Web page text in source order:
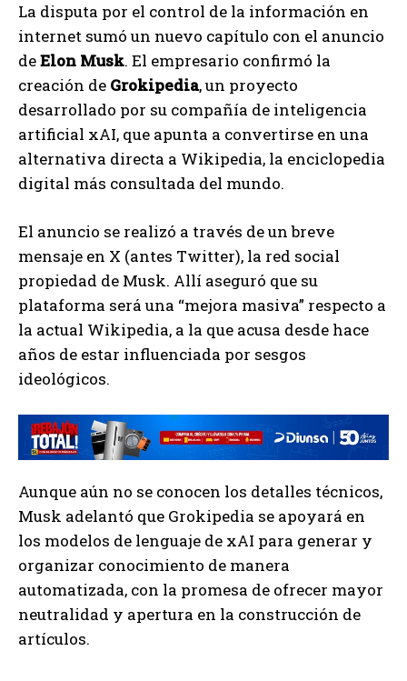
La disputa por el control de la información en
internet sumó un nuevo capítulo con el anuncio
deElon Musk. El empresario confirmó la
creación de Grokipedia, un proyecto
desarrollado por su compañía de inteligencia
artificial xAI, que apunta a convertirse en una
alternativa directa a Wikipedia, la enciclopedia
digital más consultada del mundo.
El anuncio se realizó a través de un breve
mensaje en X (antes Twitter), la red social
propiedad de Musk. Allí aseguró que su
plataforma será una “mejora masiva” respecto a
la actual Wikipedia, a la que acusa desde hace
años de estar influenciada por sesgos
ideológicos.
Aunque aún no se conocen los detalles técnicos,
Musk adelantó que Grokipedia se apoyará en
los modelos de lenguaje de xAI para generar y
organizar conocimiento de manera
automatizada, con la promesa de ofrecer mayor
neutralidad y apertura en la construcción de
artículos.